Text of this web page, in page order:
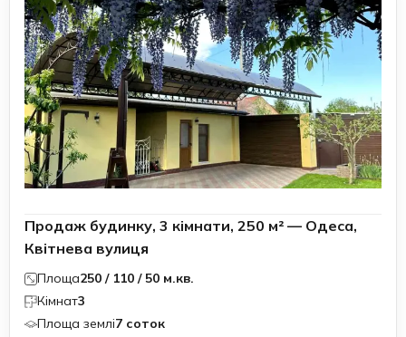
Продаж будинку, 3 кімнати, 250 м² — Одеса,
Квітнева вулиця
Площа250 / 110 / 50 м.кв.
Кімнат3
Площа землі7 соток